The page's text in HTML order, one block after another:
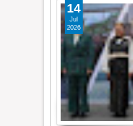
14
Jul
2026